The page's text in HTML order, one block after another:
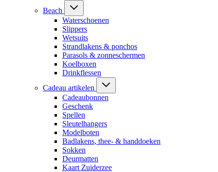
Beach
Waterschoenen
Slippers
Wetsuits
Strandlakens & ponchos
Parasols & zonneschermen
Koelboxen
Drinkflessen
Cadeau artikelen
Cadeaubonnen
Geschenk
Spellen
Sleutelhangers
Modelboten
Badlakens, thee- & handdoeken
Sokken
Deurmatten
Kaart Zuiderzee